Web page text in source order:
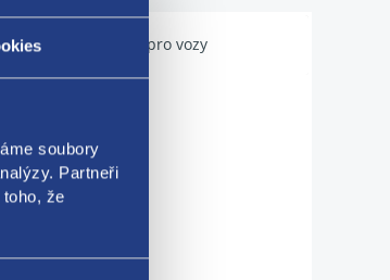
soubory
Partneři
že
Použitelné pro vozy